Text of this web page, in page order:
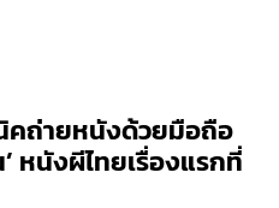
คถ่ายหนังด้วยมือถือ
หนังผีไทยเรื่องแรกที่